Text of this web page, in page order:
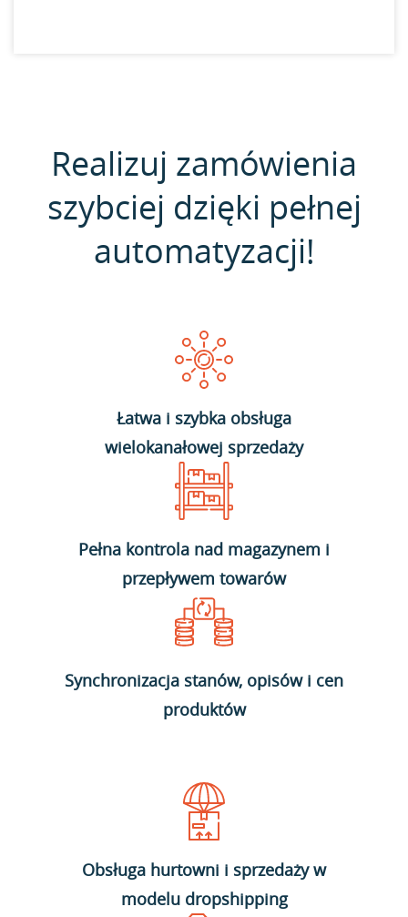
Realizuj zamówienia
szybciej dzięki pełnej
automatyzacji!
Łatwa i szybka obsługa
wielokanałowej sprzedaży
Pełna kontrola nad magazynem i
przepływem towarów
Synchronizacja stanów, opisów i cen
produktów
Obsługa hurtowni i sprzedaży w
modelu dropshipping